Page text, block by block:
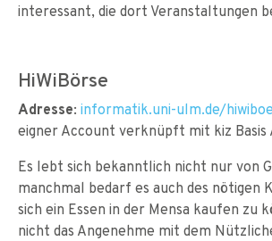
interessant, die dort Veranstaltungen
HiWiBörse
Adresse: informatik.uni-ulm.de/
eigner Account verknüpft mit kiz Basis
Es lebt sich bekanntlich nicht nur von
manchmal bedarf es auch des nötigen
sich ein Essen in der Mensa kaufen zu
nicht das Angenehme mit dem